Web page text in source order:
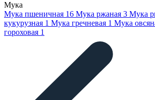
Мука
Мука пшеничная 16 Мука ржаная 3 Мука
кукурузная 1 Мука гречневая 1 Мука
гороховая 1